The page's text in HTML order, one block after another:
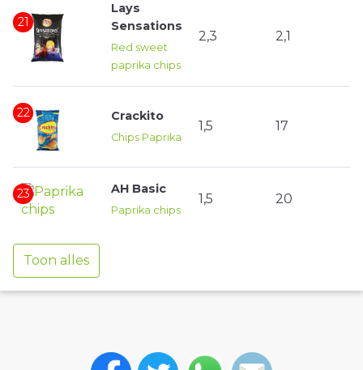
21
Lays
Sensations
Red sweet
paprika chips
2,3 2,1
22 Crackito
Chips Paprika
1,5 17
23 AH Basic
Paprika chips
1,5 20
Toon alles